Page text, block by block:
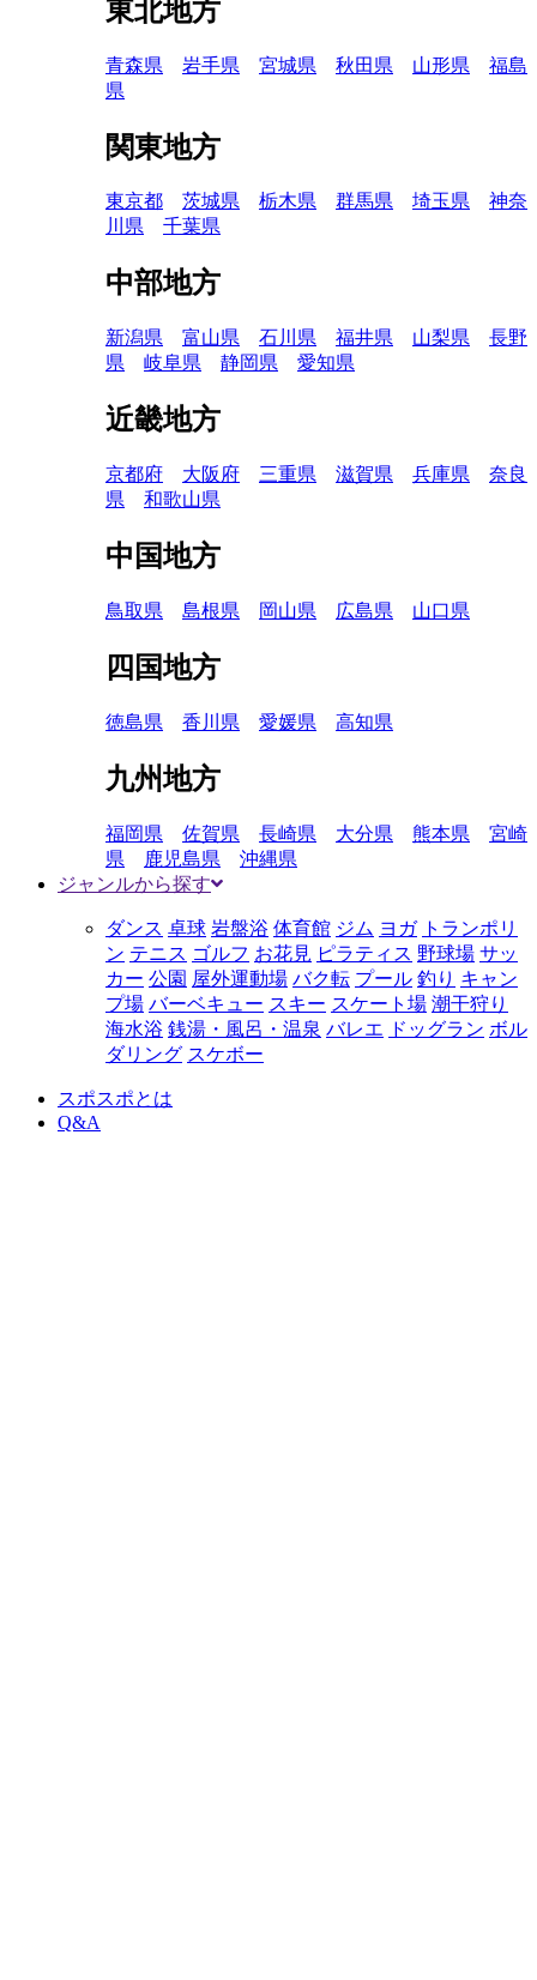
東北地方
青森県 岩手県 宮城県 秋田県 山形県
福島
県
関東地方
東京都 茨城県 栃木県 群馬県 埼玉県
神奈
川県
千葉県
中部地方
新潟県 富山県 石川県 福井県 山梨県
長野
県
岐阜県 静岡県 愛知県
近畿地方
京都府 大阪府 三重県 滋賀県 兵庫県
奈良
県
和歌山県
中国地方
鳥取県 島根県 岡山県 広島県 山口県
四国地方
徳島県 香川県 愛媛県 高知県
九州地方
福岡県 佐賀県 長崎県 大分県 熊本県
宮崎
県
鹿児島県
沖縄県
ジャンルから探す
ダンス 卓球 岩盤浴 体育館 ジム ヨガ トランポリ
ン テニス ゴルフ お花見 ピラティス 野球場 サッ
カー 公園 屋外運動場 バク転 プール 釣り キャン
プ場 バーベキュー スキー スケート場 潮干狩り
海水浴 銭湯・風呂・温泉 バレエ ドッグラン ボル
ダリング スケボー
スポスポとは
Q&A